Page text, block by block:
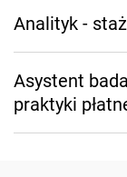
Analityk -
Asystent
praktyki